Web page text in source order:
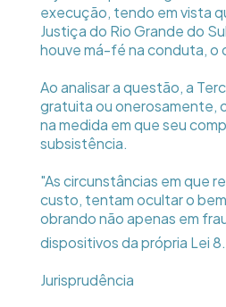
execução, tendo em vista
Justiça do Rio Grande do
houve má-fé na conduta, o
Ao analisar a questão, a
gratuita ou onerosamente,
na medida em que seu
subsistência.
"As circunstâncias em que
custo, tentam ocultar o
obrando não apenas em
dispositivos da própria Lei
Jurisprudência